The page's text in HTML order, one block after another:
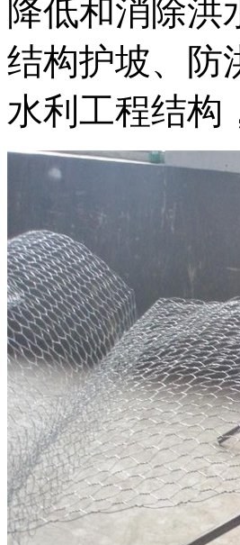
降低和消除洪
结构护坡、防
水利工程结